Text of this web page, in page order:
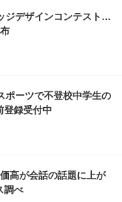
ジデザインコンテスト…
ポーツで不登校中学生の
録受付中
高が会話の話題に上が
調べ